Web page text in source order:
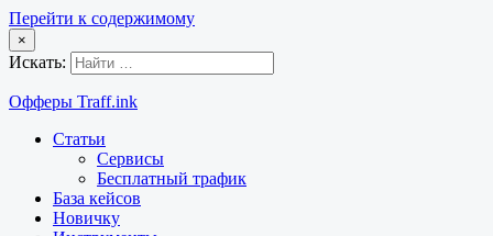
Перейти к содержимому
×
Искать:
Офферы Traff.ink
Статьи
Сервисы
Бесплатный трафик
База кейсов
Новичку